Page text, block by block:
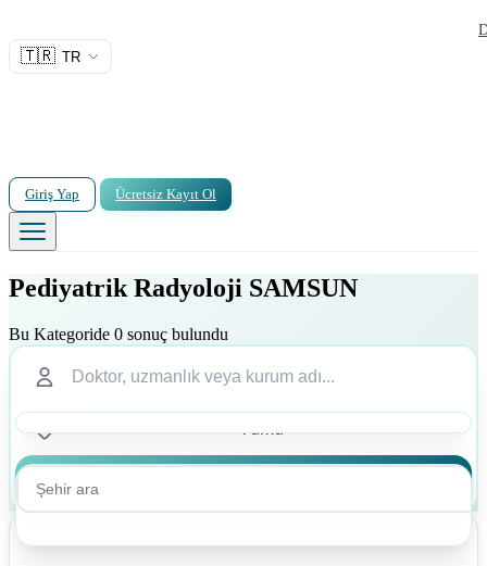
🇹🇷 TR
Giriş Yap Ücretsiz Kayıt Ol
Pediyatrik Radyoloji SAMSUN
Bu Kategoride 0 sonuç bulundu